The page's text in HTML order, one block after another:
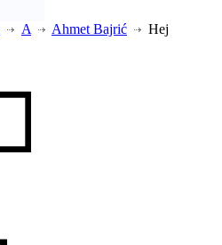
A Ahmet Bajrić
Hej